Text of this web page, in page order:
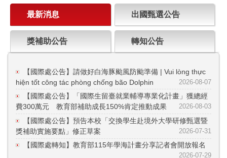
最新消息 出國甄選公告
獎補助公告 轉知公告
【國際處公告】請做好白海豚颱風防颱準備 | Vui lòng thực
hiện tốt công tác phòng chống bão Dolphin
2026-08-07
【國際處公告】「國際生留臺就業輔導專業化計畫」獲總經
費300萬元 教育部補助成長150%肯定推動成果
2026-08-03
【國際處公告】預告本校「交換學生赴境外大學研修甄選暨
獎補助實施要點」修正草案
2026-07-31
【國際處轉知】教育部115年學海計畫分享記者會開放報名
2026-07-29